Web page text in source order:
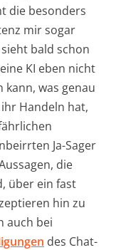
die besonders
mir sogar
bald schon
KI eben nicht
was genau
Handeln hat,
Ja-Sager
die
über ein fast
hin zu
auch bei
des Chat-